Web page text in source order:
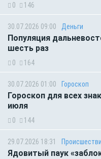
0 146
30.07.2026 09:00 Деньги
Популяция
шесть раз
0 164
30.07.2026 01:00 Гороскоп
Гороскоп для всех
июля
0 144
29.07.2026 18:31
Ядовитый паук